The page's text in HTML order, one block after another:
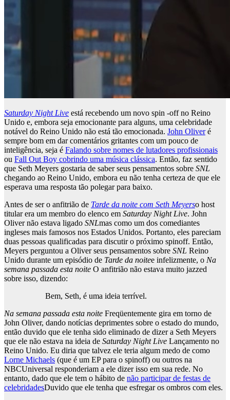
Saturday Night Live está recebendo um novo spin -off no Reino
Unido e, embora seja emocionante para alguns, uma celebridade
notável do Reino Unido não está tão emocionada. John Oliveré
sempre bom em dar comentários gritantes com um pouco de
inteligência, seja é Falando sobre nomes de lutadores profissionais
ou Fall Out Boy cobrindo uma música clássica. Então, faz sentido
que Seth Meyers gostaria de saber seus pensamentos sobre SNL
chegando ao Reino Unido, embora eu não tenha certeza de que ele
esperava uma resposta tão polegar para baixo.
Antes de ser o anfitrião de Tarde da noite com Seth Meyerso host
titular era um membro do elenco em Saturday Night Live. John
Oliver não estava ligado SNLmas como um dos comediantes
ingleses mais famosos nos Estados Unidos. Portanto, eles pareciam
duas pessoas qualificadas para discutir o próximo spinoff. Então,
Meyers perguntou a Oliver seus pensamentos sobre SNL Reino
Unido durante um episódio de Tarde da noitee infelizmente, o Na
semana passada esta noite O anfitrião não estava muito jazzed
sobre isso, dizendo:
Bem, Seth, é uma ideia terrível.
Na semana passada esta noite Freqüentemente gira em torno de
John Oliver, dando notícias deprimentes sobre o estado do mundo,
então duvido que ele tenha sido eliminado de dizer a Seth Meyers
que ele não estava na ideia de Saturday Night Live Lançamento no
Reino Unido. Eu diria que talvez ele teria algum medo de como
Lorne Michaels (que é um EP para o spinoff) ou outros na
NBCUniversal responderiam a ele dizer isso em sua rede. No
entanto, dado que ele tem o hábito de não participar de festas de
celebridadesDuvido que ele tenha que esfregar os ombros com eles.